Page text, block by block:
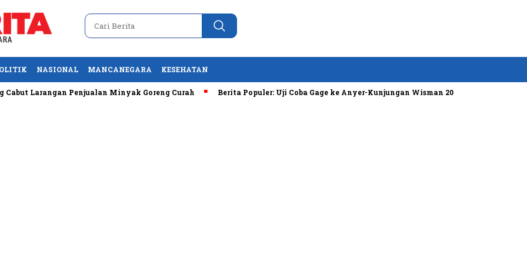
NASIONAL MANCANEGARA KESEHATAN
Larangan Penjualan Minyak Goreng Curah Berita Populer: Uji Coba Gage ke Anyer-Kunjungan Wisman 2022 Diprediksi Rendah